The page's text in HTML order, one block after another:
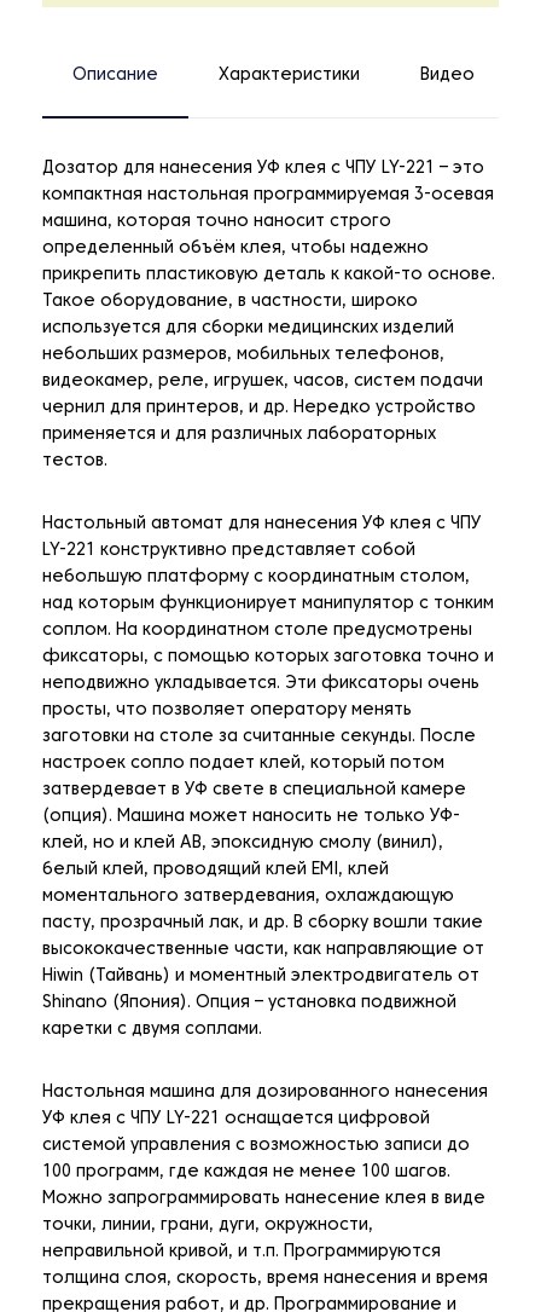
Описание Характеристики Видео
Дозатор для нанесения УФ клея с ЧПУ LY-221 – это
компактная настольная программируемая 3-осевая
машина, которая точно наносит строго
определенный объём клея, чтобы надежно
прикрепить пластиковую деталь к какой-то основе.
Такое оборудование, в частности, широко
используется для сборки медицинских изделий
небольших размеров, мобильных телефонов,
видеокамер, реле, игрушек, часов, систем подачи
чернил для принтеров, и др. Нередко устройство
применяется и для различных лабораторных
тестов.
Настольный автомат для нанесения УФ клея с ЧПУ
LY-221 конструктивно представляет собой
небольшую платформу с координатным столом,
над которым функционирует манипулятор с тонким
соплом. На координатном столе предусмотрены
фиксаторы, с помощью которых заготовка точно и
неподвижно укладывается. Эти фиксаторы очень
просты, что позволяет оператору менять
заготовки на столе за считанные секунды. После
настроек сопло подает клей, который потом
затвердевает в УФ свете в специальной камере
(опция). Машина может наносить не только УФ-
клей, но и клей AB, эпоксидную смолу (винил),
белый клей, проводящий клей EMI, клей
моментального затвердевания, охлаждающую
пасту, прозрачный лак, и др. В сборку вошли такие
высококачественные части, как направляющие от
Hiwin (Тайвань) и моментный электродвигатель от
Shinano (Япония). Опция – установка подвижной
каретки с двумя соплами.
Настольная машина для дозированного нанесения
УФ клея с ЧПУ LY-221 оснащается цифровой
системой управления с возможностью записи до
100 программ, где каждая не менее 100 шагов.
Можно запрограммировать нанесение клея в виде
точки, линии, грани, дуги, окружности,
неправильной кривой, и т.п. Программируются
толщина слоя, скорость, время нанесения и время
прекращения работ, и др. Программирование и